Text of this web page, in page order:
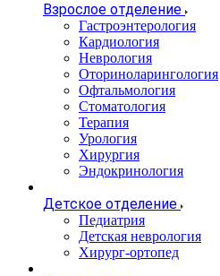
Взрослое отделение
Гастроэнтерология
Кардиология
Неврология
Оториноларингология
Офтальмология
Стоматология
Терапия
Урология
Хирургия
Эндокринология
Детское отделение
Педиатрия
Детская неврология
Хирург-ортопед